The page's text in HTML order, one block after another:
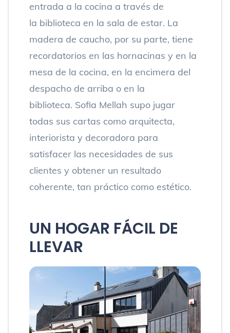
entrada a la cocina a través de
la biblioteca en la sala de estar. La
madera de caucho, por su parte, tiene
recordatorios en las hornacinas y en la
mesa de la cocina, en la encimera del
despacho de arriba o en la
biblioteca. Sofia Mellah supo jugar
todas sus cartas como arquitecta,
interiorista y decoradora para
satisfacer las necesidades de sus
clientes y obtener un resultado
coherente, tan práctico como estético.
UN HOGAR FÁCIL DE
LLEVAR